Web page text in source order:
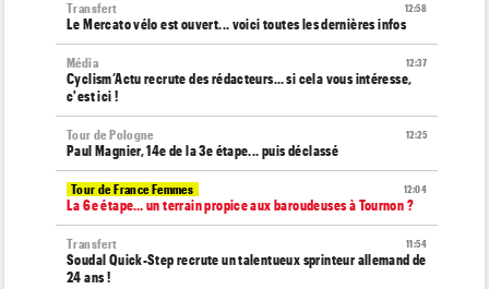
12:58
Transfert
Le Mercato vélo est ouvert... voici toutes les dernières infos
12:37
Média
Cyclism’Actu recrute des rédacteurs… si cela vous intéresse,
c'est ici !
12:25
Tour de Pologne
Paul Magnier, 14e de la 3e étape... puis déclassé
12:04
Tour de France Femmes
La 6e étape… un terrain propice aux baroudeuses à Tournon ?
11:54
Transfert
Soudal Quick-Step recrute un talentueux sprinteur allemand de
24 ans !